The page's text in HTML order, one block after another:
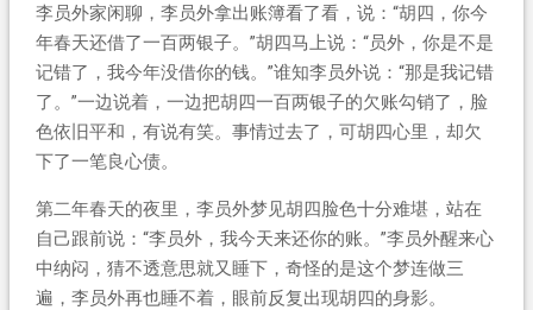
李员外家闲聊，李员外拿出账簿看了看，说：“胡四，你今
年春天还借了一百两银子。”胡四马上说：“员外，你是不是
记错了，我今年没借你的钱。”谁知李员外说：“那是我记错
了。”一边说着，一边把胡四一百两银子的欠账勾销了，脸
色依旧平和，有说有笑。事情过去了，可胡四心里，却欠
下了一笔良心债。
第二年春天的夜里，李员外梦见胡四脸色十分难堪，站在
自己跟前说：“李员外，我今天来还你的账。”李员外醒来心
中纳闷，猜不透意思就又睡下，奇怪的是这个梦连做三
遍，李员外再也睡不着，眼前反复出现胡四的身影。